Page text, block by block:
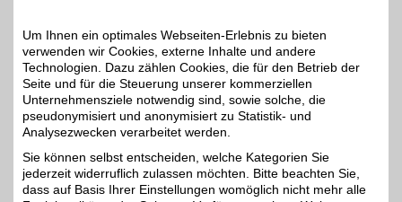
Adresse
Böhmenstr. 50+52
89547 Gerstetten
Filialen in der Nähe
Um Ihnen ein optimales Webseiten-Erlebnis zu bieten
verwenden wir Cookies, externe Inhalte und andere
Technologien. Dazu zählen Cookies, die für den Betrieb der
Seite und für die Steuerung unserer kommerziellen
Unternehmensziele notwendig sind, sowie solche, die
pseudonymisiert und anonymisiert zu Statistik- und
Analysezwecken verarbeitet werden.
Sie können selbst entscheiden, welche Kategorien Sie
jederzeit widerruflich zulassen möchten. Bitte beachten Sie,
dass auf Basis Ihrer Einstellungen womöglich nicht mehr alle